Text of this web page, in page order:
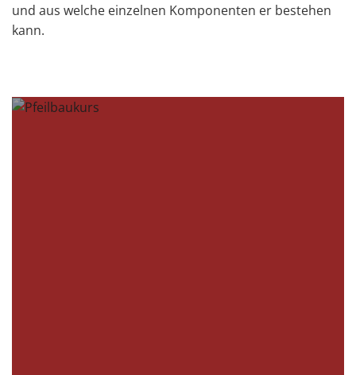
und aus welche einzelnen Komponenten er bestehen
kann.